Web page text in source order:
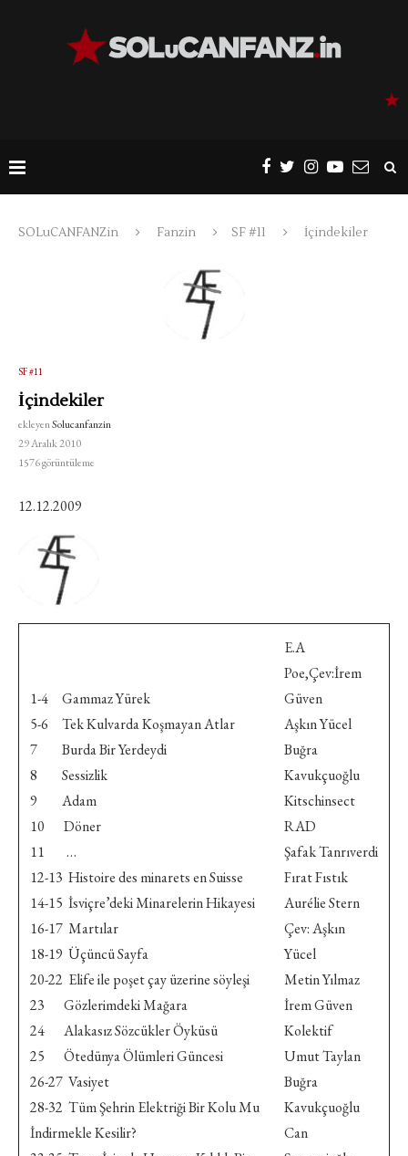
SOLuCANFANZin Fanzin SF #11 İçindekiler
SF #11
İçindekiler
ekleyenSolucanfanzin
29 Aralık 2010
1576görüntüleme
12.12.2009
1-4 Gammaz Yürek
5-6 Tek Kulvarda Koşmayan Atlar
7 Burda Bir Yerdeydi
8 Sessizlik
9 Adam
10 Döner
11 …
12-13 Histoire des minarets en Suisse
14-15 İsviçre’deki Minarelerin Hikayesi
16-17 Martılar
18-19 Üçüncü Sayfa
20-22 Elife ile poşet çay üzerine söyleşi
23 Gözlerimdeki Mağara
24 Alakasız Sözcükler Öyküsü
25 Ötedünya Ölümleri Güncesi
26-27 Vasiyet
28-32 Tüm Şehrin Elektriği Bir Kolu Mu
İndirmekle Kesilir?
E.A
Poe,Çev:İrem
Güven
Aşkın Yücel
Buğra
Kavukçuoğlu
Kitschinsect
RAD
Şafak Tanrıverdi
Fırat Fıstık
Aurélie Stern
Çev: Aşkın
Yücel
Metin Yılmaz
İrem Güven
Kolektif
Umut Taylan
Buğra
Kavukçuoğlu
Can